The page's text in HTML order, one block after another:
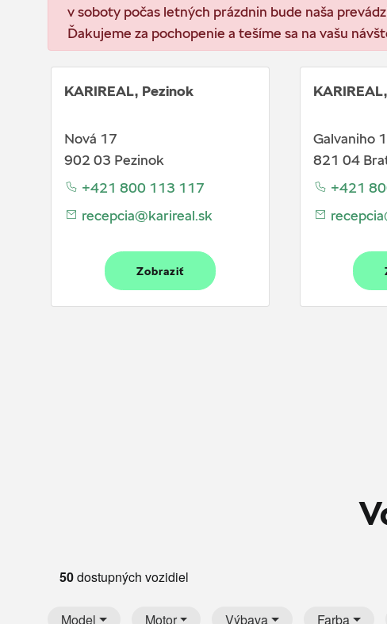
v soboty počas letných prázdnin bude naša
Ďakujeme za pochopenie a tešíme sa na vašu
KARIREAL, Pezinok
Nová 17
902 03 Pezinok
+421 800 113 117
recepcia@karireal.sk
Zobraziť
Galvaniho
821 04
+421